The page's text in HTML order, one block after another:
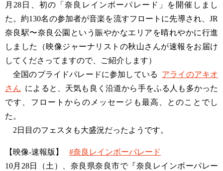
月28日、初の「奈良レインボーパレード」を開催しまし
た。約130名の参加者が音楽を流すフロートに先導され、JR
奈良駅〜奈良公園という賑やかなエリアを晴れやかに行進
しました（映像ジャーナリストの秋山さんが速報をお届け
してくださってますので、ご紹介します）
全国のプライドパレードに参加している
アライのアキオ
さん によると、天気も良く沿道から手をふる人も多かった
です、フロートからのメッセージも最高、とのことでし
た。
2日目のフェスタも大盛況だったようです。
【映像-速報版】
#奈良レインボーパレード
10月28日（土）、奈良県奈良市で『奈良レインボーパレー